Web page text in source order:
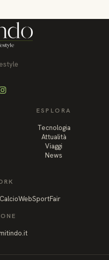
Instagram
ESPLORA
Tecnologia
Attualità
Viaggi
News
CalcioWebSportFair